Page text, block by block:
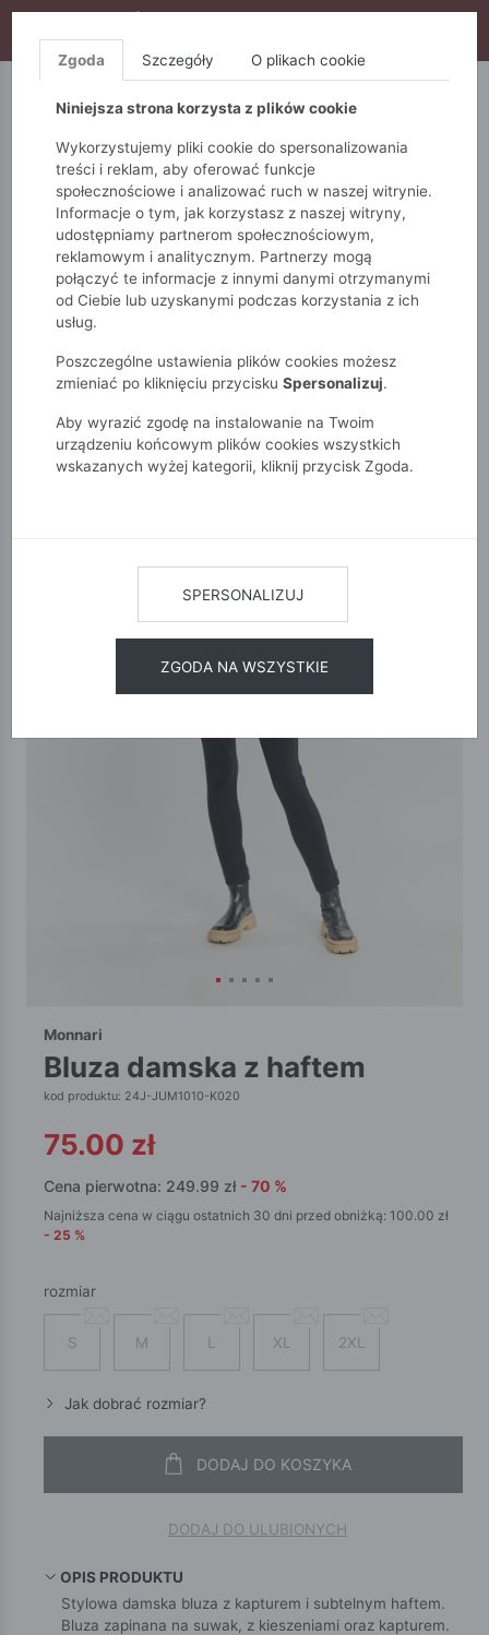
S10), DODATKOWE 15% ZA 3SZT (KOD: S15)
5.10.15. QUIOSQUE
Monnari Zobacz wszystko Bluzy
Rozpinane
Bluza damska z haftem
Monnari
bluza damska z haftem
kod produktu: 24J-JUM1010-K020
75.00 zł
Cena pierwotna: 249.99 zł - 70 %
Najniższa cena w ciągu ostatnich 30 dni przed obniżką: 100.00 zł
- 25 %
rozmiar
S M L XL 2XL
Jak dobrać rozmiar?
DODAJ DO KOSZYKA
DODAJ DO ULUBIONYCH
OPIS PRODUKTU
Stylowa damska bluza z kapturem i subtelnym haftem.
Bluza zapinana na suwak, z kieszeniami oraz kapturem.
Zgoda Szczegóły O plikach cookie
Niniejsza strona korzysta z plików cookie
Wykorzystujemy pliki cookie do spersonalizowania
treści i reklam, aby oferować funkcje
społecznościowe i analizować ruch w naszej witrynie.
Informacje o tym, jak korzystasz z naszej witryny,
udostępniamy partnerom społecznościowym,
reklamowym i analitycznym. Partnerzy mogą
połączyć te informacje z innymi danymi otrzymanymi
od Ciebie lub uzyskanymi podczas korzystania z ich
usług.
Poszczególne ustawienia plików cookies możesz
zmieniać po kliknięciu przycisku Spersonalizuj.
Aby wyrazić zgodę na instalowanie na Twoim
urządzeniu końcowym plików cookies wszystkich
wskazanych wyżej kategorii, kliknij przycisk Zgoda.
SPERSONALIZUJ
ZGODA NA WSZYSTKIE